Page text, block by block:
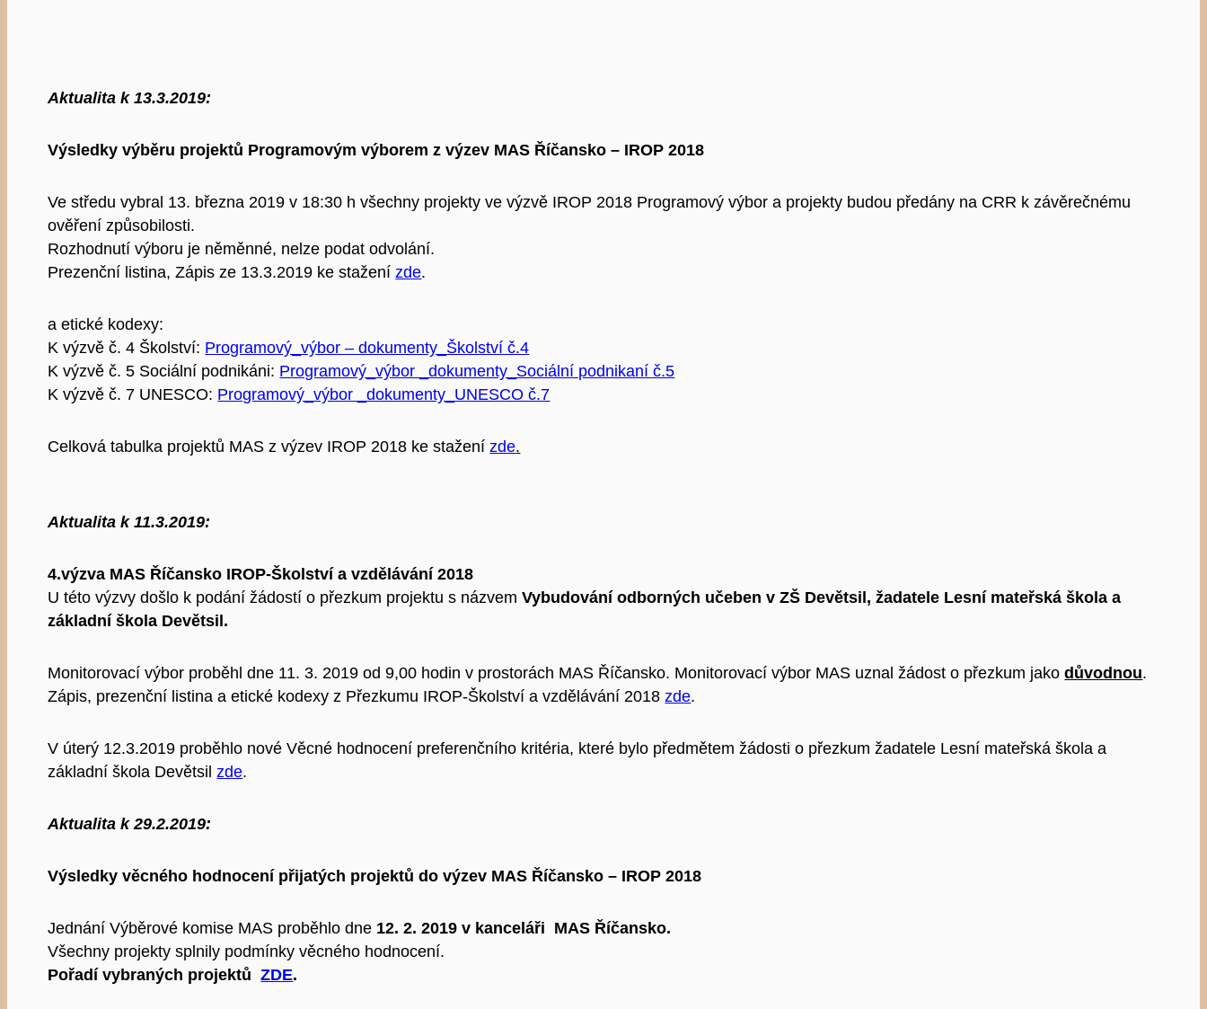
Aktualita k 13.3.2019:
Výsledky výběru projektů Programovým výborem z výzev MAS Říčansko – IROP 2018
Ve středu vybral 13. března 2019 v 18:30 h všechny projekty ve výzvě IROP 2018 Programový výbor a projekty budou předány na CRR k závěrečnému
ověření způsobilosti.
Rozhodnutí výboru je něměnné, nelze podat odvolání.
Prezenční listina, Zápis ze 13.3.2019 ke staženízde.
a etické kodexy:
K výzvě č. 4 Školství: Programový_výbor – dokumenty_Školství č.4
K výzvě č. 5 Sociální podnikáni: Programový_výbor _dokumenty_Sociální podnikaní č.5
K výzvě č. 7 UNESCO: Programový_výbor _dokumenty_UNESCO č.7
Celková tabulka projektů MAS z výzev IROP 2018 ke staženízde.
Aktualita k 11.3.2019:
4.výzva MAS Říčansko IROP-Školství a vzdělávání 2018
U této výzvy došlo k podání žádostí o přezkum projektu s názvemVybudování odborných učeben v ZŠ Devětsil, žadatele Lesní mateřská škola a
základní škola Devětsil.
Monitorovací výbor proběhl dne 11. 3. 2019 od 9,00 hodin v prostorách MAS Říčansko. Monitorovací výbor MAS uznal žádost o přezkum jakodůvodnou.
Zápis, prezenční listina a etické kodexy z Přezkumu IROP-Školství a vzdělávání 2018zde.
V úterý 12.3.2019 proběhlo nové Věcné hodnocení preferenčního kritéria, které bylo předmětem žádosti o přezkum žadatele Lesní mateřská škola a
základní škola Devětsilzde.
Aktualita k 29.2.2019:
Výsledky věcného hodnocení přijatých projektů do výzev MAS Říčansko – IROP 2018
Jednání Výběrové komise MAS proběhlo dne 12. 2. 2019 v kanceláři MAS Říčansko.
Všechny projekty splnily podmínky věcného hodnocení.
Pořadí vybraných projektůZDE.